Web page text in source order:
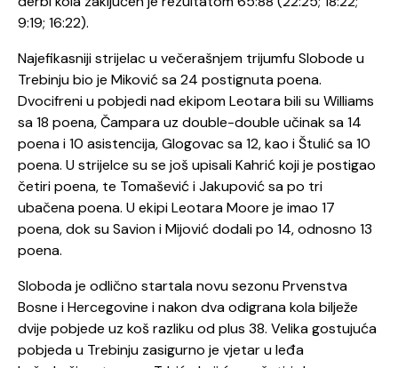
9:19; 16:22).
Najefikasniji strijelac u večerašnjem trijumfu Slobode u
Trebinju bio je Miković sa 24 postignuta poena.
Dvocifreni u pobjedi nad ekipom Leotara bili su Williams
sa 18 poena, Čampara uz double-double učinak sa 14
poena i 10 asistencija, Glogovac sa 12, kao i Štulić sa 10
poena. U strijelce su se još upisali Kahrić koji je postigao
četiri poena, te Tomašević i Jakupović sa po tri
ubačena poena. U ekipi Leotara Moore je imao 17
poena, dok su Savion i Mijović dodali po 14, odnosno 13
poena.
Sloboda je odlično startala novu sezonu Prvenstva
Bosne i Hercegovine i nakon dva odigrana kola bilježe
dvije pobjede uz koš razliku od plus 38. Velika gostujuća
pobjeda u Trebinju zasigurno je vjetar u leđa